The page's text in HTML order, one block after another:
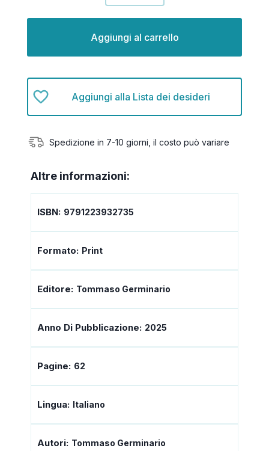
di
di
Aggiungi alla Lista dei desideri
Spedizione in 7-10 giorni, il costo può variare
Altre informazioni:
ISBN: 9791223932735
Formato: Print
Editore: Tommaso Germinario
Anno Di Pubblicazione: 2025
Pagine: 62
Lingua: Italiano
Autori: Tommaso Germinario